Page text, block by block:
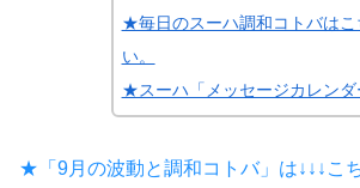
★毎日のスーハ調和コトバはこ
い。
★スーハ「メッセージカレンダ
★「9月の波動と調和コトバ」は↓↓↓こ